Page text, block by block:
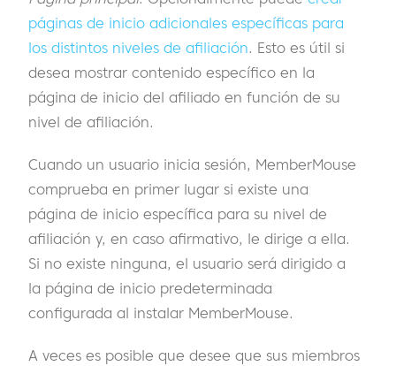
páginas de inicio adicionales específicas para
los distintos niveles de afiliación. Esto es útil si
desea mostrar contenido específico en la
página de inicio del afiliado en función de su
nivel de afiliación.
Cuando un usuario inicia sesión, MemberMouse
comprueba en primer lugar si existe una
página de inicio específica para su nivel de
afiliación y, en caso afirmativo, le dirige a ella.
Si no existe ninguna, el usuario será dirigido a
la página de inicio predeterminada
configurada al instalar MemberMouse.
A veces es posible que desee que sus miembros